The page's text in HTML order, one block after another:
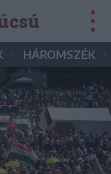
• HÁROMSZÉK •